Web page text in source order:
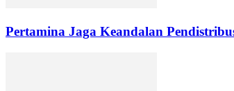
Pertamina Jaga Keandalan